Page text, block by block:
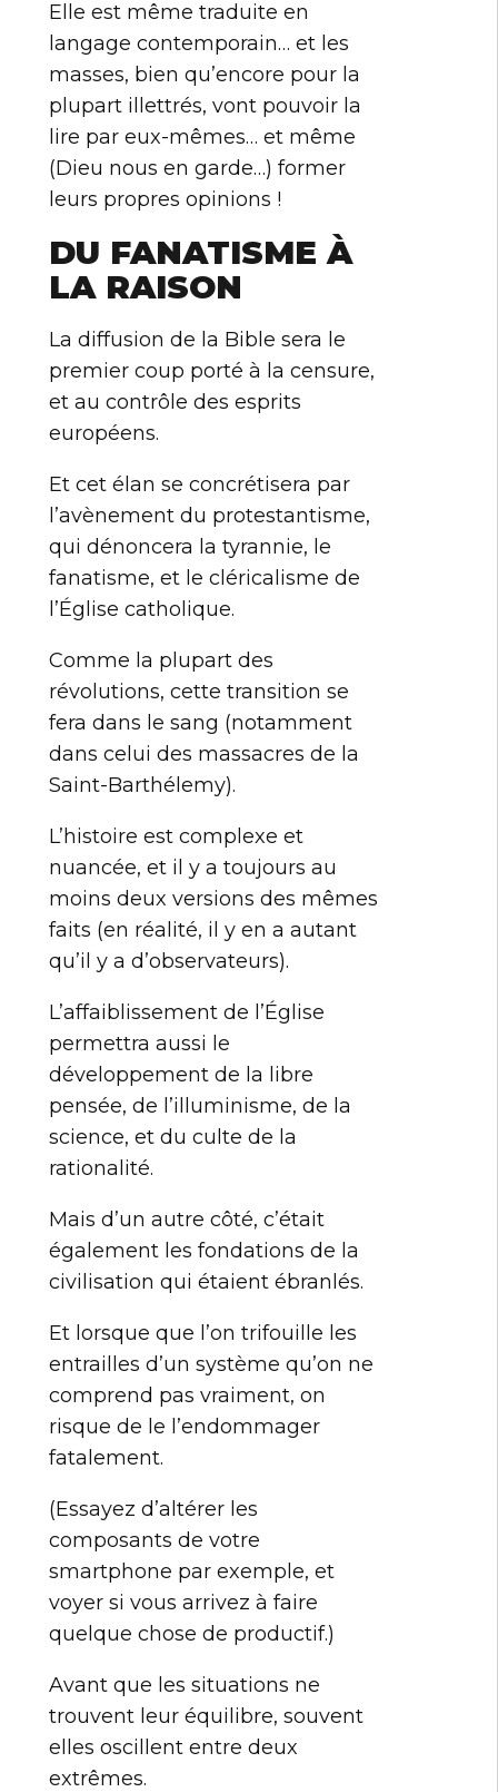
Elle est même traduite en
langage contemporain… et les
masses, bien qu’encore pour la
plupart illettrés, vont pouvoir la
lire par eux-mêmes… et même
(Dieu nous en garde…) former
leurs propres opinions !
DU FANATISME À
LA RAISON
La diffusion de la Bible sera le
premier coup porté à la censure,
et au contrôle des esprits
européens.
Et cet élan se concrétisera par
l’avènement du protestantisme,
qui dénoncera la tyrannie, le
fanatisme, et le cléricalisme de
l’Église catholique.
Comme la plupart des
révolutions, cette transition se
fera dans le sang (notamment
dans celui des massacres de la
Saint-Barthélemy).
L’histoire est complexe et
nuancée, et il y a toujours au
moins deux versions des mêmes
faits (en réalité, il y en a autant
qu’il y a d’observateurs).
L’affaiblissement de l’Église
permettra aussi le
développement de la libre
pensée, de l’illuminisme, de la
science, et du culte de la
rationalité.
Mais d’un autre côté, c’était
également les fondations de la
civilisation qui étaient ébranlés.
Et lorsque que l’on trifouille les
entrailles d’un système qu’on ne
comprend pas vraiment, on
risque de le l’endommager
fatalement.
(Essayez d’altérer les
composants de votre
smartphone par exemple, et
voyer si vous arrivez à faire
quelque chose de productif.)
Avant que les situations ne
trouvent leur équilibre, souvent
elles oscillent entre deux
extrêmes.